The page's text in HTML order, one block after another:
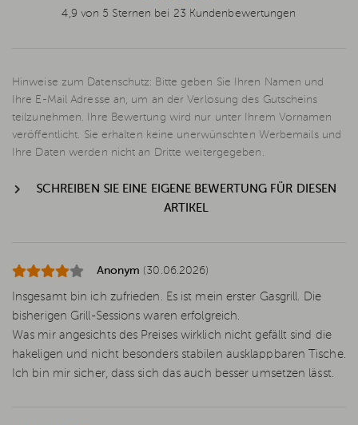
4,9 von 5 Sternen bei 23 Kundenbewertungen
Hinweise zum Datenschutz: Bitte geben Sie Ihren Namen und
Ihre E-Mail Adresse an, um an der Verlosung des Gutscheins
teilzunehmen. Ihre Bewertung wird nur unter Ihrem Vornamen
veröffentlicht. Sie erhalten keine unerwünschten Werbemails und
Ihre Daten werden nicht an Dritte weitergegeben.
SCHREIBEN SIE EINE EIGENE BEWERTUNG FÜR DIESEN
ARTIKEL
Anonym (30.06.2026)
Insgesamt bin ich zufrieden. Es ist mein erster Gasgrill. Die
bisherigen Grill-Sessions waren erfolgreich.
Was mir angesichts des Preises wirklich nicht gefällt sind die
hakeligen und nicht besonders stabilen ausklappbaren Tische.
Ich bin mir sicher, dass sich das auch besser umsetzen lässt.